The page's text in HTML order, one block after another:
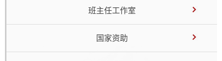
班主任工作室
国家资助